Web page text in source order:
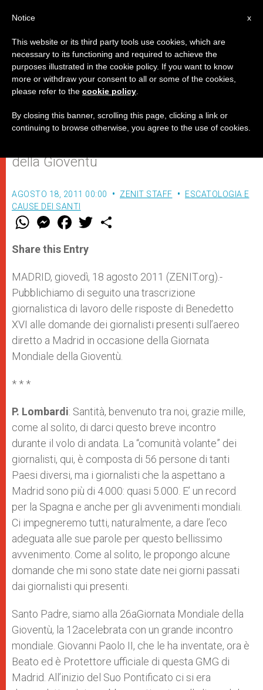
Risposte di Benedetto XVI ai
giornalisti sul volo per Madrid
della Gioventù
AGOSTO 18, 2011 00:00 ZENIT STAFF
ESCATOLOGIA E
CAUSE DEI SANTI
W
t
s
p
p
M
e
s
e
g
e
r
F
a
e
b
o
k
w
r
Share this Entry
MADRID, giovedì, 18 agosto 2011 (ZENIT.org).-
Pubblichiamo di seguito una trascrizione
giornalistica di lavoro delle risposte di Benedetto
XVI alle domande dei giornalisti presenti sull’aereo
diretto a Madrid in occasione della Giornata
Mondiale della Gioventù.
* * *
P. Lombardi: Santità, benvenuto tra noi, grazie mille,
come al solito, di darci questo breve incontro
durante il volo di andata. La “comunità volante” dei
giornalisti, qui, è composta di 56 persone di tanti
Paesi diversi, ma i giornalisti che la aspettano a
Madrid sono più di 4.000: quasi 5.000. E’ un record
per la Spagna e anche per gli avvenimenti mondiali.
Ci impegneremo tutti, naturalmente, a dare l’eco
adeguata alle sue parole per questo bellissimo
avvenimento. Come al solito, le propongo alcune
domande che mi sono state date nei giorni passati
dai giornalisti qui presenti.
Santo Padre, siamo alla 26aGiornata Mondiale della
Gioventù, la 12acelebrata con un grande incontro
mondiale. Giovanni Paolo II, che le ha inventate, ora è
Beato ed è Protettore ufficiale di questa GMG di
Madrid. All’inizio del Suo Pontificato ci si era
x
Notice
This website or its third party tools use cookies, which are
necessary to its functioning and required to achieve the
purposes illustrated in the cookie policy. If you want to know
more or withdraw your consent to all or some of the cookies,
please refer to the cookie policy
By closing this banner, scrolling this page, clicking a link or
continuing to browse otherwise, you agree to the use of cookies.